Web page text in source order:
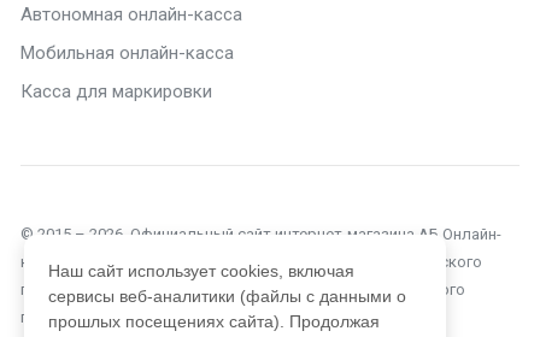
Автономная онлайн-касса
Мобильная онлайн-касса
Касса для маркировки
© 2015 – 2026. Официальный сайт интернет-магазина АБ Онлайн-
касса в Москве. Текущий сайт является объектом авторского
права, исключительные права, на использование которого
принадлежат компании ООО «Автоматизация Бизнеса».
Наш сайт использует cookies, включая
сервисы веб-аналитики (файлы с данными о
прошлых посещениях сайта). Продолжая